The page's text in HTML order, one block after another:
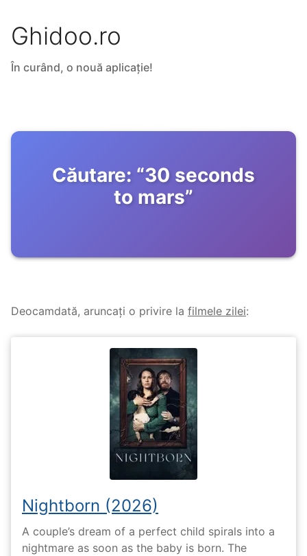
Ghidoo.ro
În curând, o nouă aplicație!
Căutare: “30 seconds
to mars”
Deocamdată, aruncați o privire la filmele zilei:
Nightborn (2026)
A couple’s dream of a perfect child spirals into a
nightmare as soon as the baby is born. The